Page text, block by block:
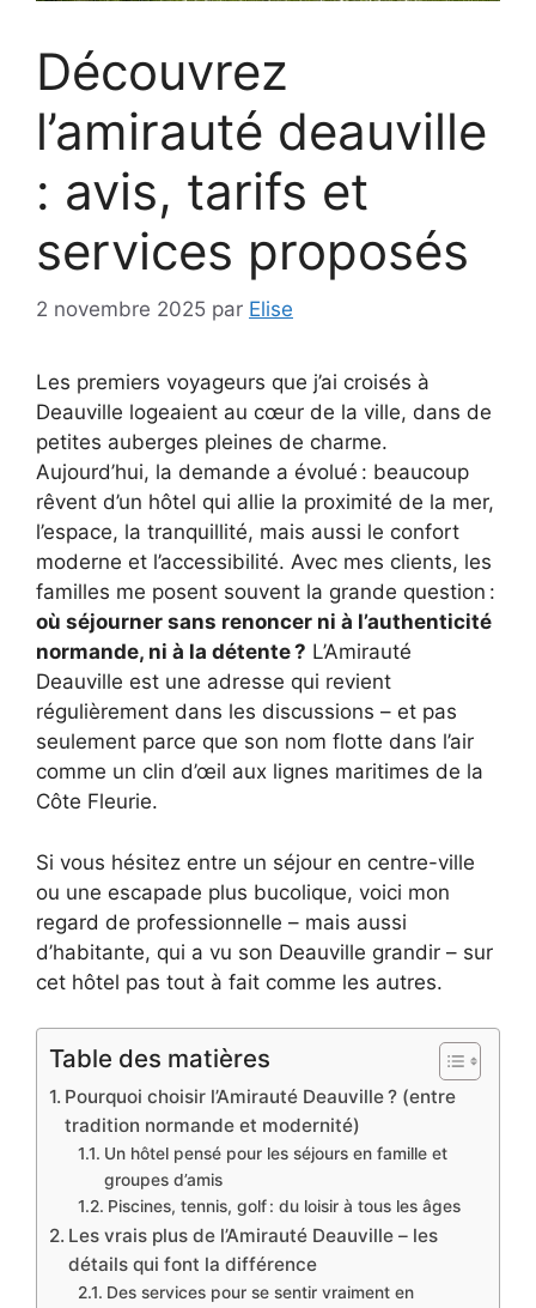
Découvrez
l’amirauté deauville
: avis, tarifs et
services proposés
2 novembre 2025 par Elise
Les premiers voyageurs que j’ai croisés à
Deauville logeaient au cœur de la ville, dans de
petites auberges pleines de charme.
Aujourd’hui, la demande a évolué : beaucoup
rêvent d’un hôtel qui allie la proximité de la mer,
l’espace, la tranquillité, mais aussi le confort
moderne et l’accessibilité. Avec mes clients, les
familles me posent souvent la grande question :
où séjourner sans renoncer ni à l’authenticité
normande, ni à la détente ? L’Amirauté
Deauville est une adresse qui revient
régulièrement dans les discussions – et pas
seulement parce que son nom flotte dans l’air
comme un clin d’œil aux lignes maritimes de la
Côte Fleurie.
Si vous hésitez entre un séjour en centre-ville
ou une escapade plus bucolique, voici mon
regard de professionnelle – mais aussi
d’habitante, qui a vu son Deauville grandir – sur
cet hôtel pas tout à fait comme les autres.
Table des matières
Pourquoi choisir l’Amirauté Deauville ? (entre
tradition normande et modernité)
Un hôtel pensé pour les séjours en famille et
groupes d’amis
Piscines, tennis, golf : du loisir à tous les âges
Les vrais plus de l’Amirauté Deauville – les
détails qui font la différence
Des services pour se sentir vraiment en